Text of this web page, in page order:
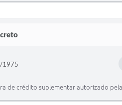
1975
de crédito suplementar autorizado